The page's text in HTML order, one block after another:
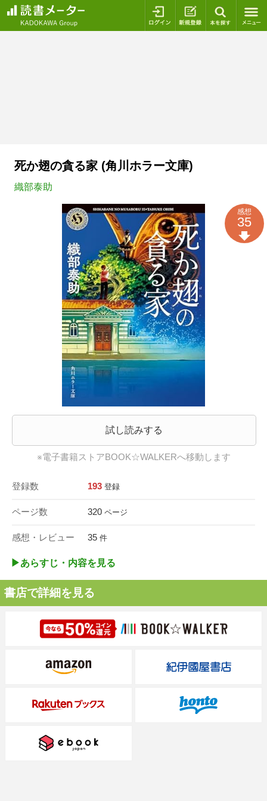
ログイン 新規登録
死か翅の貪る家 (角川ホラー文庫)
織部泰助
試し読みする
※電子書籍ストアBOOK☆WALKERへ移動します
登録数 193 登録
ページ数 320 ページ
感想・レビュー 35 件
感想
35
▶︎あらすじ・内容を見る
書店で詳細を見る